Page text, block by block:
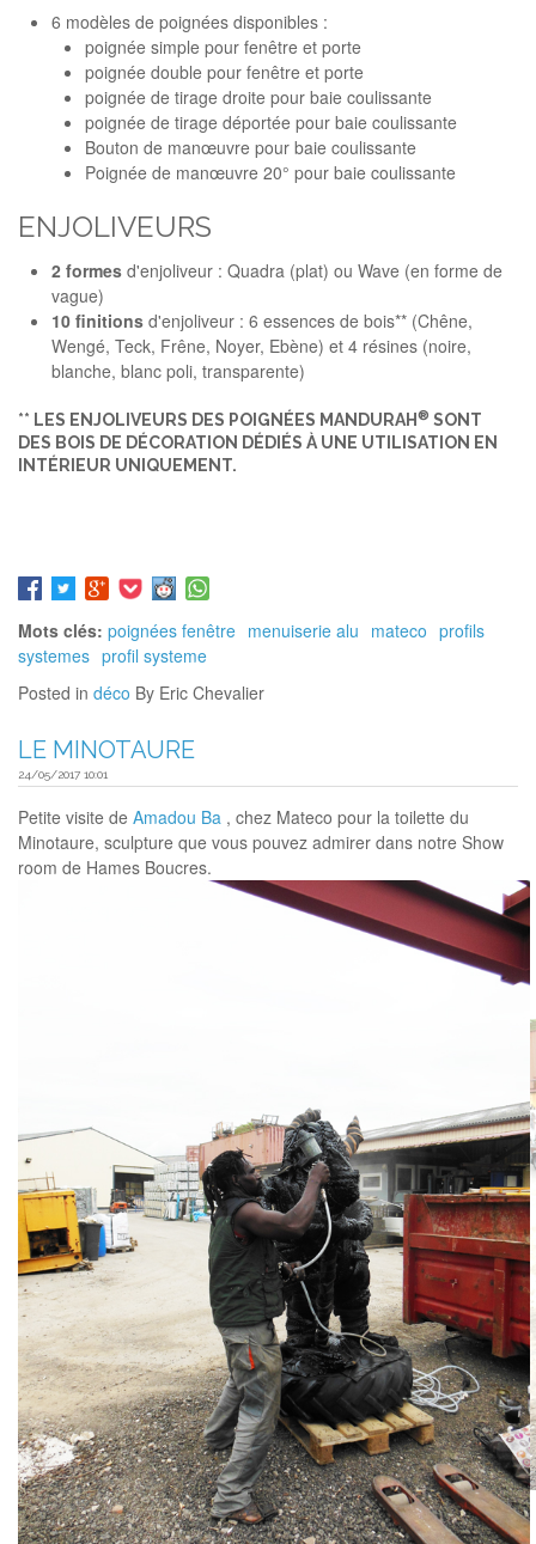
6 modèles de poignées disponibles :
poignée simple pour fenêtre et porte
poignée double pour fenêtre et porte
poignée de tirage droite pour baie coulissante
poignée de tirage déportée pour baie coulissante
Bouton de manœuvre pour baie coulissante
Poignée de manœuvre 20° pour baie coulissante
ENJOLIVEURS
2 formes d'enjoliveur : Quadra (plat) ou Wave (en forme de
vague)
10 finitions d'enjoliveur : 6 essences de bois** (Chêne,
Wengé, Teck, Frêne, Noyer, Ebène) et 4 résines (noire,
blanche, blanc poli, transparente)
** LES ENJOLIVEURS DES POIGNÉES MANDURAH ® SONT
DES BOIS DE DÉCORATION DÉDIÉS À UNE UTILISATION EN
INTÉRIEUR UNIQUEMENT.
Mots clés: poignées fenêtre menuiserie alu mateco profils
systemes profil systeme
Posted in déco By Eric Chevalier
LE MINOTAURE
24/05/2017 10:01
Petite visite de Amadou Ba , chez Mateco pour la toilette du
Minotaure, sculpture que vous pouvez admirer dans notre Show
room de Hames Boucres.